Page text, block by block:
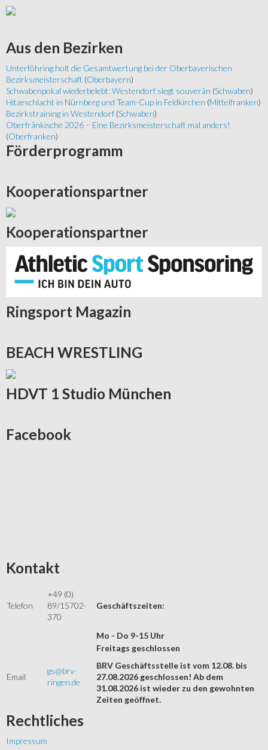
Aus den Bezirken
Unterföhring holt die Gesamtwertung bei der Oberbayerischen
Bezirksmeisterschaft (Oberbayern)
Schwabenpokal wiederbelebt: Westendorf siegt souverän (Schwaben)
Hitzeschlacht in Nürnberg und Team-Cup in Feldkirchen (Mittelfranken)
Bezirkstraining in Westendorf (Schwaben)
Oberfränkische 2026 – Eine Bezirksmeisterschaft mal anders!
(Oberfranken)
Förderprogramm
Kooperationspartner
Kooperationspartner
Ringsport Magazin
BEACH WRESTLING
HDVT 1 Studio München
Facebook
Kontakt
Telefon
+49 (0)
89/15702-
370
Geschäftszeiten:
Mo - Do 9-15 Uhr
Email
gs@brv-
ringen.de
Freitags geschlossen
BRV Geschäftsstelle ist vom 12.08. bis
27.08.2026 geschlossen! Ab dem
31.08.2026 ist wieder zu den gewohnten
Zeiten geöffnet.
Rechtliches
Impressum